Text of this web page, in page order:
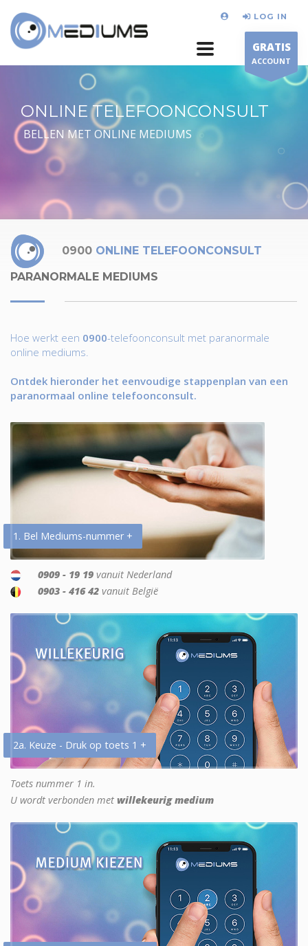
LOG IN
GRATIS
ACCOUNT
ONLINE TELEFOONCONSULT
BELLEN MET ONLINE MEDIUMS
0900 ONLINE TELEFOONCONSULT
PARANORMALE MEDIUMS
Hoe werkt een 0900-telefoonconsult met paranormale
online mediums.
Ontdek hieronder het eenvoudige stappenplan van een
paranormaal online telefoonconsult.
1. Bel Mediums-nummer +
0909 - 19 19 vanuit Nederland
0903 - 416 42 vanuit België
2a. Keuze - Druk op toets 1 +
Toets nummer 1 in.
U wordt verbonden met willekeurig medium